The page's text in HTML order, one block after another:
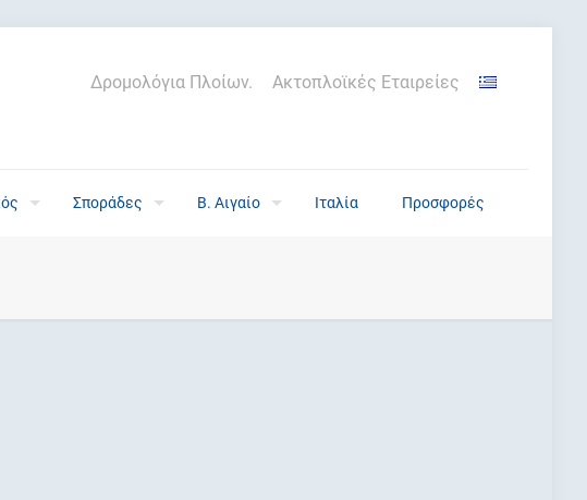
Σποράδες Β. Αιγαίο Ιταλία Προσφορές
Δρομολόγια Πλοίων. Ακτοπλοϊκές Εταιρείες